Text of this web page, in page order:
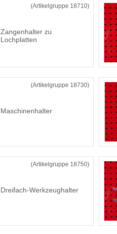
(Artikelgruppe 18710)
Zangenhalter zu
Lochplatten
(Artikelgruppe 18730)
Maschinenhalter
(Artikelgruppe 18750)
Dreifach-Werkzeughalter